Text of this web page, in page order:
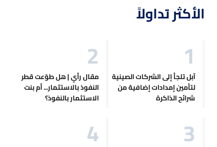
الأكثر تداولاً
آبل تلجأ إلى الشركات الصينية
لتأمين إمدادات إضافية من
شرائح الذاكرة
مقال رأي | هل طوّعت قطر
النفوذ بالاستثمار... أم بنت
الاستثمار بالنفوذ؟